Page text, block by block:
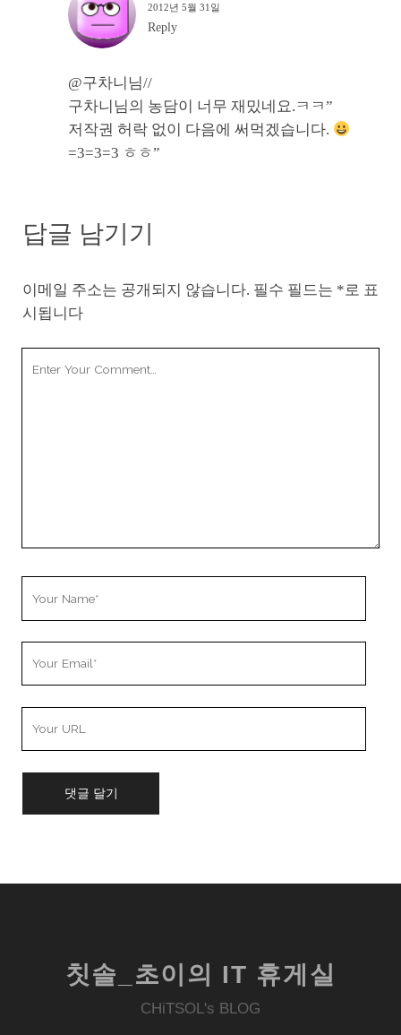
2012년 5월 31일
Reply
@구차니님//
구차니님의 농담이 너무 재밌네요.ㅋㅋ”
저작권 허락 없이 다음에 써먹겠습니다.
=3=3=3 ㅎㅎ”
답글 남기기
이메일 주소는 공개되지 않습니다. 필수 필드는 *로 표
시됩니다
칫솔_초이의 IT 휴게실
CHiTSOL's BLOG